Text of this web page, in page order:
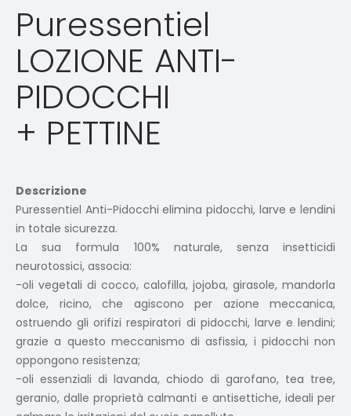
Puressentiel
LOZIONE ANTI-
PIDOCCHI
+ PETTINE
Descrizione
Puressentiel Anti-Pidocchi elimina pidocchi, larve e lendini
in totale sicurezza.
La sua formula 100% naturale, senza insetticidi
neurotossici, associa:
-oli vegetali di cocco, calofilla, jojoba, girasole, mandorla
dolce, ricino, che agiscono per azione meccanica,
ostruendo gli orifizi respiratori di pidocchi, larve e lendini;
grazie a questo meccanismo di asfissia, i pidocchi non
oppongono resistenza;
-oli essenziali di lavanda, chiodo di garofano, tea tree,
geranio, dalle proprietà calmanti e antisettiche, ideali per